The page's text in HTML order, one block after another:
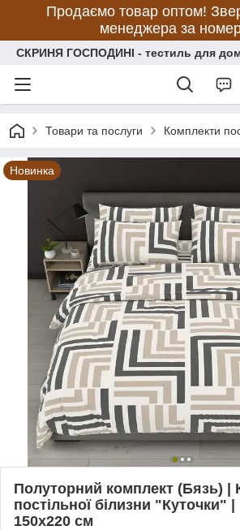
Продаємо товар оптом!
менеджера за
СКРИНЯ ГОСПОДИНІ - тестиль для
Товари та послуги Комплекти
Новинка
Полуторний комплект (Бязь) |
постільної білизни "Куточки"
150х220 см